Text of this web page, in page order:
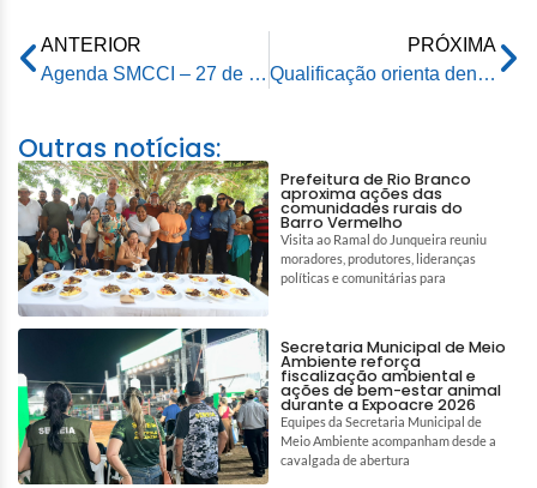
ANTERIOR
Agenda SMCCI – 27 de fevereiro de 2026
PRÓXIMA
Qualificação orienta dentistas sobre encaminhamentos ao atendimento especializado
Outras notícias:
Prefeitura de Rio Branco
aproxima ações das
comunidades rurais do
Barro Vermelho
Visita ao Ramal do Junqueira reuniu
moradores, produtores, lideranças
políticas e comunitárias para
Secretaria Municipal de Meio
Ambiente reforça
fiscalização ambiental e
ações de bem-estar animal
durante a Expoacre 2026
Equipes da Secretaria Municipal de
Meio Ambiente acompanham desde a
cavalgada de abertura